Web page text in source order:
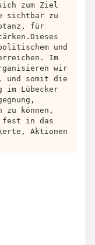
zum Ziel
sichtbar zu
für
und
Im
wir
und somit die
Lübecker
zu können,
fest in das
Aktionen